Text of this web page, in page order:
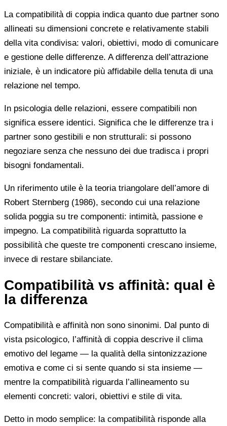
La compatibilità di coppia indica quanto due partner sono
allineati su dimensioni concrete e relativamente stabili
della vita condivisa: valori, obiettivi, modo di comunicare
e gestione delle differenze. A differenza dell’attrazione
iniziale, è un indicatore più affidabile della tenuta di una
relazione nel tempo.
In psicologia delle relazioni, essere compatibili non
significa essere identici. Significa che le differenze tra i
partner sono gestibili e non strutturali: si possono
negoziare senza che nessuno dei due tradisca i propri
bisogni fondamentali.
Un riferimento utile è la teoria triangolare dell’amore di
Robert Sternberg (1986), secondo cui una relazione
solida poggia su tre componenti: intimità, passione e
impegno. La compatibilità riguarda soprattutto la
possibilità che queste tre componenti crescano insieme,
invece di restare sbilanciate.
Compatibilità vs affinità: qual è
la differenza
Compatibilità e affinità non sono sinonimi. Dal punto di
vista psicologico, l’affinità di coppia descrive il clima
emotivo del legame — la qualità della sintonizzazione
emotiva e come ci si sente quando si sta insieme —
mentre la compatibilità riguarda l’allineamento su
elementi concreti: valori, obiettivi e stile di vita.
Detto in modo semplice: la compatibilità risponde alla